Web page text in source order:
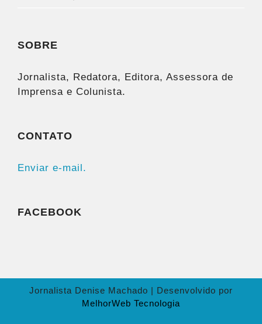
SOBRE
Jornalista, Redatora, Editora, Assessora de
Imprensa e Colunista.
CONTATO
Enviar e-mail.
FACEBOOK
Jornalista Denise Machado | Desenvolvido por
MelhorWeb Tecnologia